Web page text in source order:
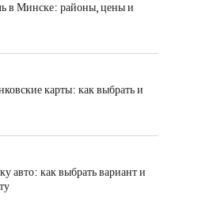
в Минске: районы, цены и
карты: как выбрать и
авто: как выбрать вариант и